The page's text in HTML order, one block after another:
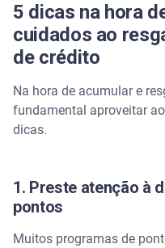
5 dicas na hora
cuidados ao
de crédito
Na hora de acumular e
fundamental aproveitar
dicas.
1. Preste atenção à
pontos
Muitos programas de